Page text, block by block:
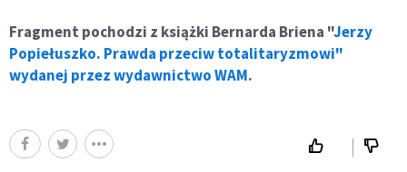
Fragment pochodzi z książki Bernarda Briena "Jerzy
Popiełuszko. Prawda przeciw totalitaryzmowi"
wydanej przez wydawnictwo WAM.